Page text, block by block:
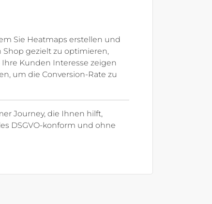
Sie Heatmaps erstellen und
gezielt zu optimieren,
Kunden Interesse zeigen
um die Conversion-Rate zu
Journey, die Ihnen hilft,
DSGVO-konform und ohne